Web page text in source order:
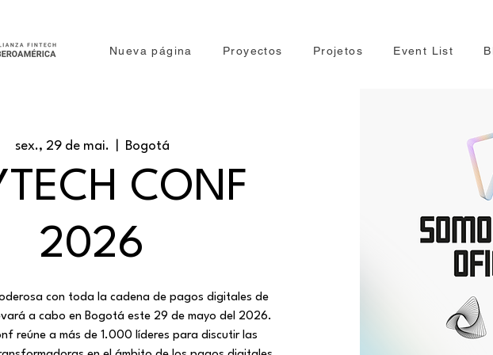
Nueva página Proyectos Projetos Event List
sex., 29 de mai. Bogotá
CONF
2026
con toda la cadena de pagos digitales de
a cabo en Bogotá este 29 de mayo del 2026.
reúne a más de 1.000 líderes para discutir las